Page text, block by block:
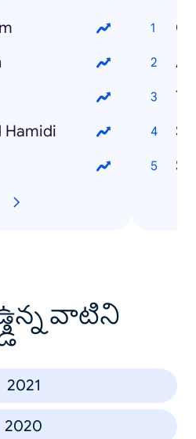
Hamidi
వాటిని
2021
2020